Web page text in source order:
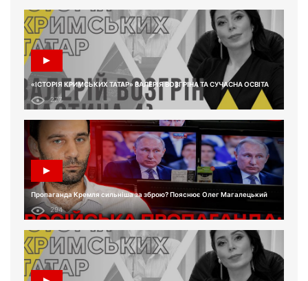
«ІСТОРІЯ КРИМСЬКИХ ТАТАР» ВАЛЕРІЯ ВОЗГРІНА ТА СУЧАСНА ОСВІТА
277
Пропаганда Кремля сильніша за зброю? Пояснює Олег Магалецький
294